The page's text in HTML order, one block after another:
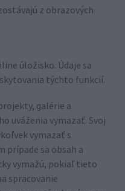
z obrazových
úložisko. Údaje sa
týchto funkcií.
galérie a
uváženia vymazať. Svoj
vymazať s
prípade sa obsah a
vymažú, pokiaľ tieto
spracovanie